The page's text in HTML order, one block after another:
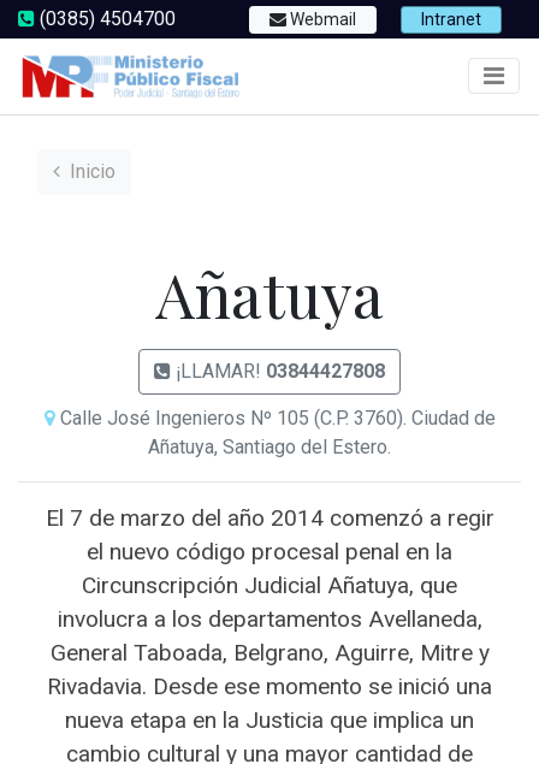
(0385) 4504700 Webmail Intranet
Inicio
Añatuya
¡LLAMAR! 03844427808
Calle José Ingenieros Nº 105 (C.P. 3760). Ciudad de
Añatuya, Santiago del Estero.
El 7 de marzo del año 2014 comenzó a regir
el nuevo código procesal penal en la
Circunscripción Judicial Añatuya, que
involucra a los departamentos Avellaneda,
General Taboada, Belgrano, Aguirre, Mitre y
Rivadavia. Desde ese momento se inició una
nueva etapa en la Justicia que implica un
cambio cultural y una mayor cantidad de